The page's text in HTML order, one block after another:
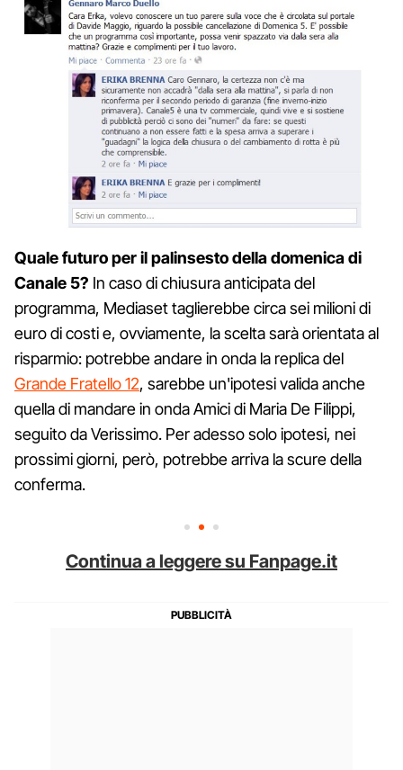
Quale futuro per il palinsesto della domenica di
Canale 5? In caso di chiusura anticipata del
programma, Mediaset taglierebbe circa sei milioni di
euro di costi e, ovviamente, la scelta sarà orientata al
risparmio: potrebbe andare in onda la replica del
Grande Fratello 12, sarebbe un'ipotesi valida anche
quella di mandare in onda Amici di Maria De Filippi,
seguito da Verissimo. Per adesso solo ipotesi, nei
prossimi giorni, però, potrebbe arriva la scure della
conferma.
Continua a leggere su Fanpage.it